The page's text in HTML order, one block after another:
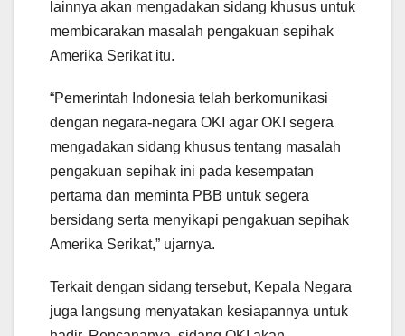
lainnya akan mengadakan sidang khusus untuk
membicarakan masalah pengakuan sepihak
Amerika Serikat itu.
“Pemerintah Indonesia telah berkomunikasi
dengan negara-negara OKI agar OKI segera
mengadakan sidang khusus tentang masalah
pengakuan sepihak ini pada kesempatan
pertama dan meminta PBB untuk segera
bersidang serta menyikapi pengakuan sepihak
Amerika Serikat,” ujarnya.
Terkait dengan sidang tersebut, Kepala Negara
juga langsung menyatakan kesiapannya untuk